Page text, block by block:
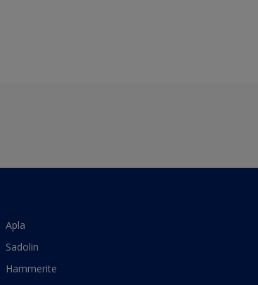
Apla
Sadolin
Hammerite